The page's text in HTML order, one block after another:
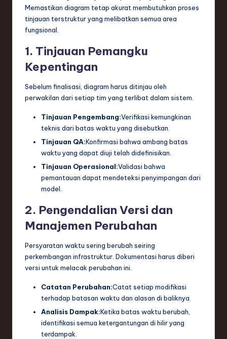
Memastikan diagram tetap akurat membutuhkan proses
tinjauan terstruktur yang melibatkan semua area
fungsional.
1. Tinjauan Pemangku
Kepentingan
Sebelum finalisasi, diagram harus ditinjau oleh
perwakilan dari setiap tim yang terlibat dalam sistem.
Tinjauan Pengembang:Verifikasi kemungkinan
teknis dari batas waktu yang disebutkan.
Tinjauan QA:Konfirmasi bahwa ambang batas
waktu yang dapat diuji telah didefinisikan.
Tinjauan Operasional:Validasi bahwa
pemantauan dapat mendeteksi penyimpangan dari
model.
2. Pengendalian Versi dan
Manajemen Perubahan
Persyaratan waktu sering berubah seiring
perkembangan infrastruktur. Dokumentasi harus diberi
versi untuk melacak perubahan ini.
Catatan Perubahan:Catat setiap modifikasi
terhadap batasan waktu dan alasan di baliknya.
Analisis Dampak:Ketika batas waktu berubah,
identifikasi semua ketergantungan di hilir yang
terdampak.